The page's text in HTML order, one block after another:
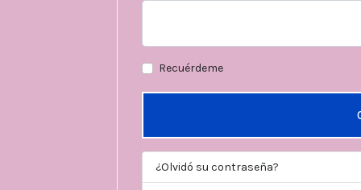
Recuérdeme
¿Olvidó su contraseña?